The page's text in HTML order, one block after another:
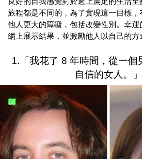
旅程都是不同的，為了實現這一目標
他人更大的障礙，包括改變性別。幸
網上展示結果，並激勵他人以自己的方
1.「我花了 8 年時間，從一個
自信的女人。」